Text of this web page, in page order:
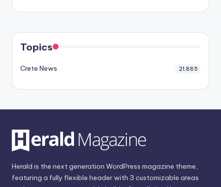
Topics
Crete News 21,885
Herald is the next generation WordPress magazine theme,
featuring a fully flexible header with 3 customizable areas